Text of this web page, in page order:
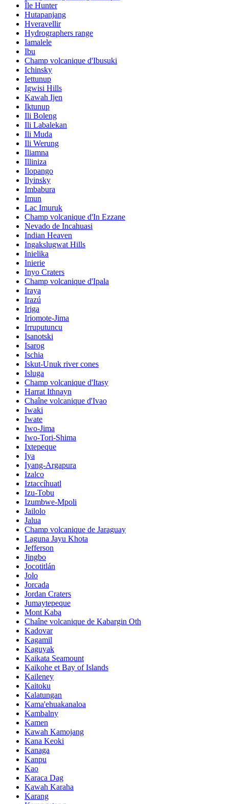
Île Hunter
Hutapanjang
Hveravellir
Hydrographers range
Iamalele
Ibu
Champ volcanique d'Ibusuki
Ichinsky
Iettunup
Igwisi Hills
Kawah Ijen
Iktunup
Ili Boleng
Ili Labalekan
Ili Muda
Ili Werung
Iliamna
Illiniza
Ilopango
Ilyinsky
Imbabura
Imun
Lac Imuruk
Champ volcanique d'In Ezzane
Nevado de Incahuasi
Indian Heaven
Ingakslugwat Hills
Inielika
Inierie
Inyo Craters
Champ volcanique d'Ipala
Iraya
Irazú
Iriga
Iriomote-Jima
Irruputuncu
Isanotski
Isarog
Ischia
Iskut-Unuk river cones
Isluga
Champ volcanique d'Itasy
Harrat Ithnayn
Chaîne volcanique d'Ivao
Iwaki
Iwate
Iwo-Jima
Iwo-Tori-Shima
Ixtepeque
Iya
Iyang-Argapura
Izalco
Iztaccíhuatl
Izu-Tobu
Izumbwe-Mpoli
Jailolo
Jalua
Champ volcanique de Jaraguay
Laguna Jayu Khota
Jefferson
Jingbo
Jocotitlán
Jolo
Jorcada
Jordan Craters
Jumaytepeque
Mont Kaba
Chaîne volcanique de Kabargin Oth
Kadovar
Kagamil
Kaguyak
Kaikata Seamount
Kaikohe et Bay of Islands
Kaileney
Kaitoku
Kalatungan
Kama'ehuakanaloa
Kambalny
Kamen
Kawah Kamojang
Kana Keoki
Kanaga
Kanpu
Kao
Karaca Dag
Kawah Karaha
Karang